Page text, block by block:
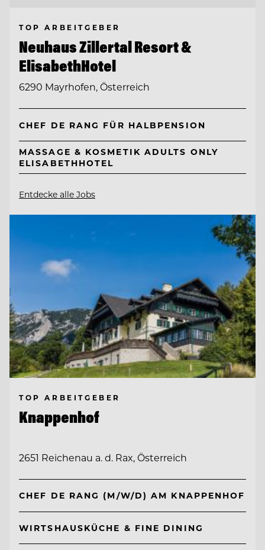
TOP ARBEITGEBER
Neuhaus Zillertal Resort &
ElisabethHotel
6290 Mayrhofen, Österreich
CHEF DE RANG FÜR HALBPENSION
MASSAGE & KOSMETIK ADULTS ONLY
ELISABETHHOTEL
Entdecke alle Jobs
TOP ARBEITGEBER
Knappenhof
2651 Reichenau a. d. Rax, Österreich
CHEF DE RANG (M/W/D) AM KNAPPENHOF
WIRTSHAUSKÜCHE & FINE DINING